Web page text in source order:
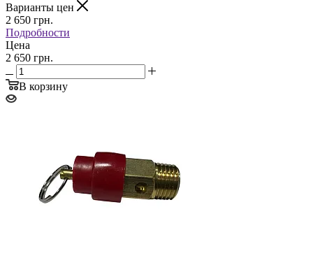
Варианты цен
2 650 грн.
Подробности
Цена
2 650 грн.
В корзину